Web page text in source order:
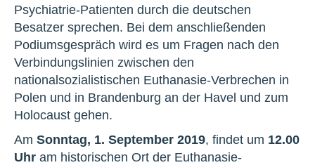
Psychiatrie-Patienten durch die deutschen
Besatzer sprechen. Bei dem anschließenden
Podiumsgespräch wird es um Fragen nach den
Verbindungslinien zwischen den
nationalsozialistischen Euthanasie-Verbrechen in
Polen und in Brandenburg an der Havel und zum
Holocaust gehen.
Am Sonntag, 1. September 2019, findet um 12.00
Uhr am historischen Ort der Euthanasie-